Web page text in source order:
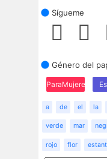
Sígueme
Género del
ParaMujeres
a de el la
verde mar
rojo flor